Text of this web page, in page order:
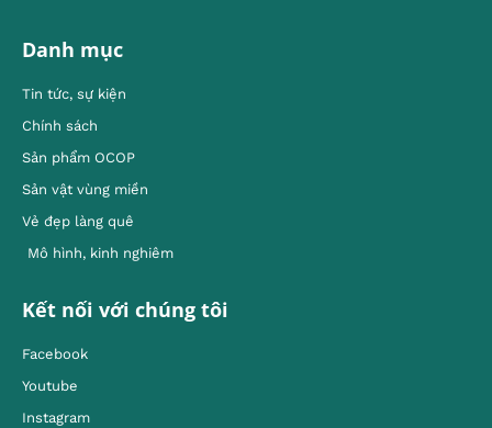
Danh mục
Tin tức, sự kiện
Chính sách
Sản phẩm OCOP
Sản vật vùng miền
Vẻ đẹp làng quê
Mô hình, kinh nghiêm
Kết nối với chúng tôi
Facebook
Youtube
Instagram